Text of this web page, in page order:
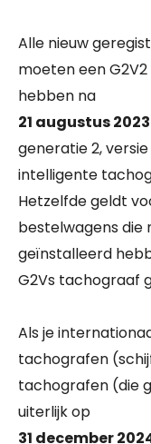
Alle nieuw
moeten een
hebben na
21 augustus
generatie 2,
intelligente
Hetzelfde geldt
bestelwagens die
geïnstalleerd
G2Vs tachograaf
Als je
tachografen
tachografen (die
uiterlijk op
31 december